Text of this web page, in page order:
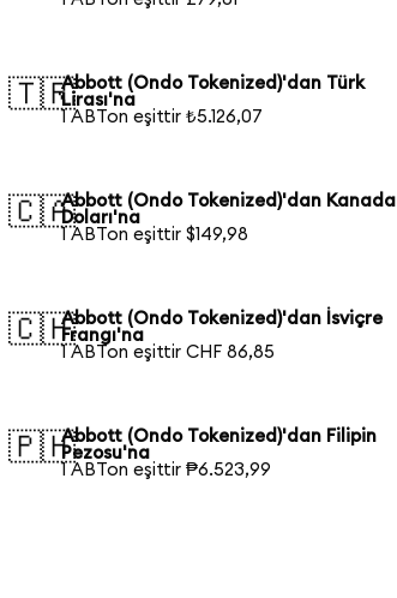
🇹🇷Abbott (Ondo Tokenized)'dan Türk
Lirası'na
1 ABTon eşittir ₺5.126,07
🇨🇦Abbott (Ondo Tokenized)'dan Kanada
Doları'na
1 ABTon eşittir $149,98
🇨🇭Abbott (Ondo Tokenized)'dan İsviçre
Frangı'na
1 ABTon eşittir CHF 86,85
🇵🇭Abbott (Ondo Tokenized)'dan Filipin
Pezosu'na
1 ABTon eşittir ₱6.523,99